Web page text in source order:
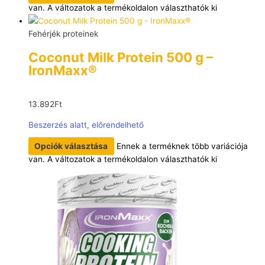
van. A változatok a termékoldalon választhatók ki
Fehérjék proteinek
Coconut Milk Protein 500 g –
IronMaxx®
13.892Ft
Beszerzés alatt, előrendelhető
Opciók választása
Ennek a terméknek több variációja
van. A változatok a termékoldalon választhatók ki